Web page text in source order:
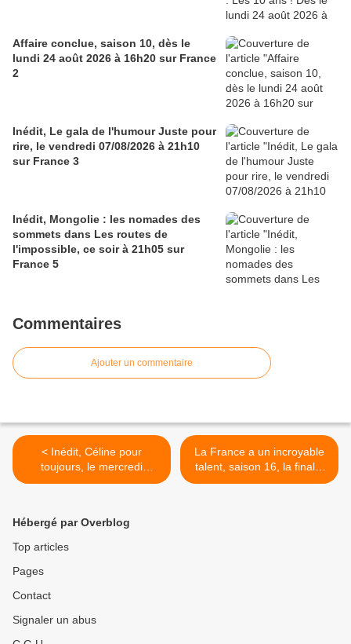
Affaire conclue, saison 10, dès le
lundi 24 août 2026 à 16h20 sur France
2
Inédit, Le gala de l'humour Juste pour
rire, le vendredi 07/08/2026 à 21h10
sur France 3
Inédit, Mongolie : les nomades des
sommets dans Les routes de
l'impossible, ce soir à 21h05 sur
France 5
Commentaires
Ajouter un commentaire
< Inédit, Céline pour
toujours, le mercredi
22/12/2021 à 21h05 sur W9
La France a un incroyable
talent, saison 16, la finale,
ce soir à 21h05 sur M6 >
Hébergé par Overblog
Top articles
Pages
Contact
Signaler un abus